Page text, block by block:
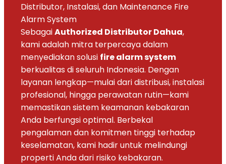
Distributor, Instalasi, dan Maintenance Fire
Alarm System
SebagaiAuthorized Distributor Dahua,
kami adalah mitra terpercaya dalam
menyediakan solusi fire alarm system
berkualitas di seluruh Indonesia. Dengan
layanan lengkap—mulai dari distribusi, instalasi
profesional, hingga perawatan rutin—kami
memastikan sistem keamanan kebakaran
Anda berfungsi optimal. Berbekal
pengalaman dan komitmen tinggi terhadap
keselamatan, kami hadir untuk melindungi
properti Anda dari risiko kebakaran.